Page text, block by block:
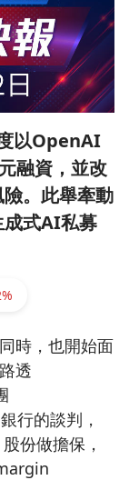
以OpenAI
融資，並改
。此舉牽動
式AI私募
時，也開始面
透
行的談判，
份做擔保，